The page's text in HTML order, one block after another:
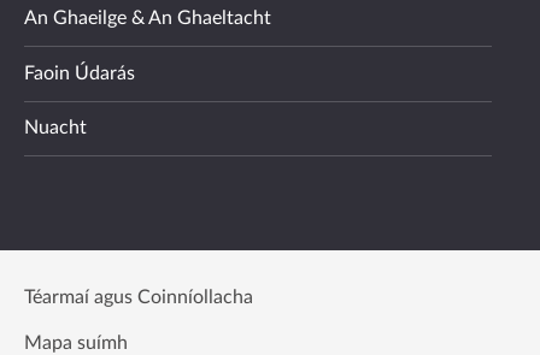
An Ghaeilge & An Ghaeltacht
Faoin Údarás
Nuacht
Téarmaí agus Coinníollacha
Mapa suímh